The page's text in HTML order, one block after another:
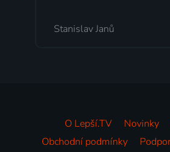
Stanislav Janů
O Lepší.TV Novinky
Obchodní podmínky